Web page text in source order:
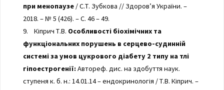
при менопаузе/ С.Т. Зубкова // Здоров’я України. –
2018. – № 5 (426). – С. 46 – 49.
9. Кіприч Т.В. Особливості біохімічних та
функціональних порушень в серцево-судинній
системі за умов цукрового діабету 2 типу на тлі
гіпоестрогенії:Автореф. дис. на здобуття наук.
ступеня к. б. н.: 14.01.14 – ендокринологія / Т.В. Кіприч. –